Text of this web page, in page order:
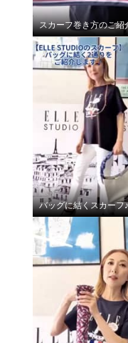
エル ステュディオ
８０周年記念 アー
ラフィック Ｔシャ
Ｍ
スカーフ巻き方のご紹
バッグに結くスカーフ